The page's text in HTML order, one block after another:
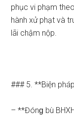
phục vi phạm
hành xử phạt và
lãi chậm nộp.
### 5. **Biện
– **Đónɡ bù